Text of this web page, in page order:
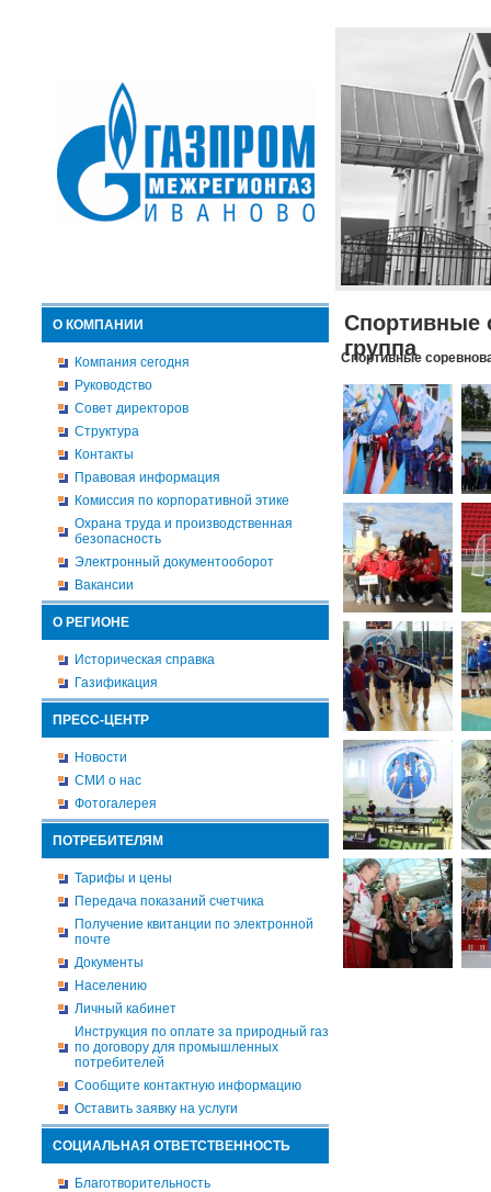
О КОМПАНИИ
Компания сегодня
Руководство
Совет директоров
Структура
Контакты
Правовая информация
Комиссия по корпоративной этике
Охрана труда и производственная
безопасность
Электронный документооборот
Вакансии
О РЕГИОНЕ
Историческая справка
Газификация
ПРЕСС-ЦЕНТР
Новости
СМИ о нас
Фотогалерея
ПОТРЕБИТЕЛЯМ
Тарифы и цены
Передача показаний счетчика
Получение квитанции по электронной
почте
Документы
Населению
Личный кабинет
Инструкция по оплате за природный газ
по договору для промышленных
потребителей
Сообщите контактную информацию
Оставить заявку на услуги
СОЦИАЛЬНАЯ ОТВЕТСТВЕННОСТЬ
Благотворительность
Спортивные
группа
Спортивные